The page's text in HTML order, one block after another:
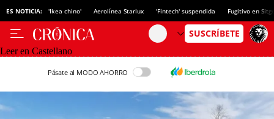
ES NOTICIA: 'Ikea chino' Aerolínea Starlux 'Fintech' suspendida Fugitivo en
Leer en Castellano
Pásate al MODO AHORRO